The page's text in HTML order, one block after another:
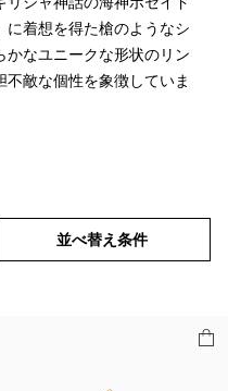
リシャ神話の海神ポセイド
着想を得た槍のようなシ
なユニークな形状のリン
不敵な個性を象徴していま
並べ替え条件